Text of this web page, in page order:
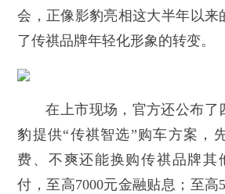
会，正像影豹亮相这大半年以来
了传祺品牌年轻化形象的转变。
在上市现场，官方还公布了
豹提供“传祺智选”购车方案，
费、不爽还能换购传祺品牌其
付，至高7000元金融贴息；至高